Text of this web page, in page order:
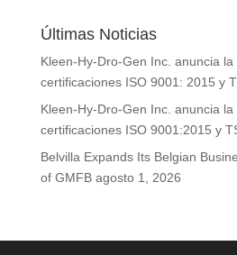
Últimas Noticias
Kleen-Hy-Dro-Gen Inc. anuncia
certificaciones ISO 9001: 2015 y
Kleen-Hy-Dro-Gen Inc. anuncia
certificaciones ISO 9001:2015 y
Belvilla Expands Its Belgian
of GMFB agosto 1, 2026